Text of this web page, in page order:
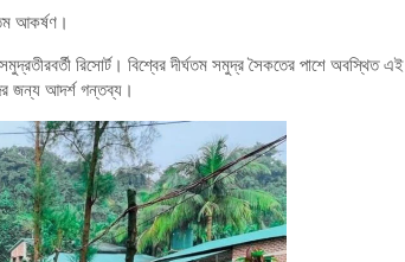
আকর্ষণ।
রিসোর্ট। বিশ্বের দীর্ঘতম সমুদ্র সৈকতের পাশে অবস্থিত এই
জন্য আদর্শ গন্তব্য।